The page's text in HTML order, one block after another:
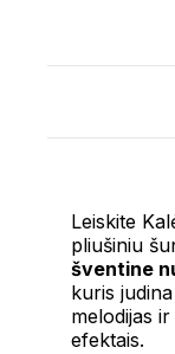
Leiskite
pliušiniu
šventine
kuris
melodijas
efektais.